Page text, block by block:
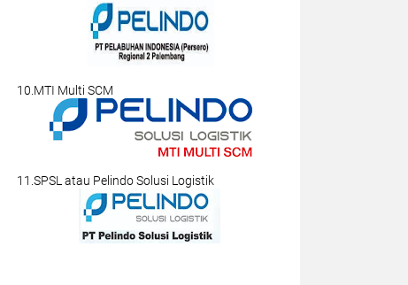
10.MTI Multi SCM
11.SPSL atau Pelindo Solusi Logistik